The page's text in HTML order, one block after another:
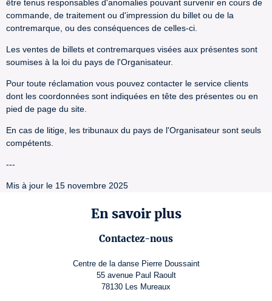
être tenus responsables d'anomalies pouvant survenir en cours de
commande, de traitement ou d'impression du billet ou de la
contremarque, ou des conséquences de celles-ci.
Les ventes de billets et contremarques visées aux présentes sont
soumises à la loi du pays de l'Organisateur.
Pour toute réclamation vous pouvez contacter le service clients
dont les coordonnées sont indiquées en tête des présentes ou en
pied de page du site.
En cas de litige, les tribunaux du pays de l'Organisateur sont seuls
compétents.
---
Mis à jour le 15 novembre 2025
En savoir plus
Contactez-nous
Centre de la danse Pierre Doussaint
55 avenue Paul Raoult
78130 Les Mureaux